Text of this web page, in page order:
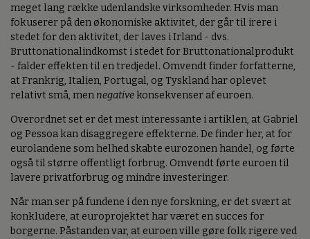
meget lang række udenlandske virksomheder. Hvis man
fokuserer på den økonomiske aktivitet, der går til irere i
stedet for den aktivitet, der laves i Irland - dvs.
Bruttonationalindkomst i stedet for Bruttonationalprodukt
- falder effekten til en tredjedel. Omvendt finder forfatterne,
at Frankrig, Italien, Portugal, og Tyskland har oplevet
relativt små, men negativekonsekvenser af euroen.
Overordnet set er det mest interessante i artiklen, at Gabriel
og Pessoa kan disaggregere effekterne. De finder her, at for
eurolandene som helhed skabte eurozonen handel, og førte
også til større offentligt forbrug. Omvendt førte euroen til
lavere privatforbrug og mindre investeringer.
Når man ser på fundene i den nye forskning, er det svært at
konkludere, at europrojektet har været en succes for
borgerne. Påstanden var, at euroen ville gøre folk rigere ved